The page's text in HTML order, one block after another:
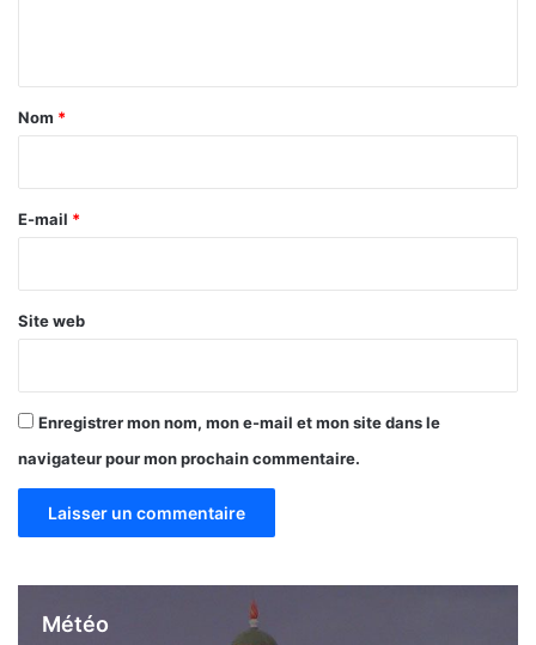
u
F
a
o
a
e
Nom *
E-mail *
Site web
Enregistrer mon nom, mon e-mail et mon site dans le
navigateur pour mon prochain commentaire.
Météo